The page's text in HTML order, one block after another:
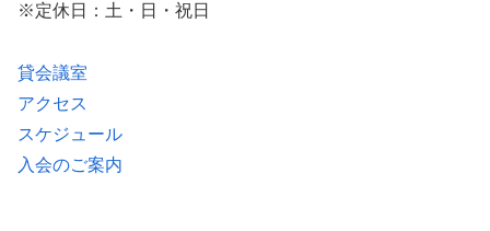
※定休日：土・日・祝日
貸会議室
アクセス
スケジュール
入会のご案内